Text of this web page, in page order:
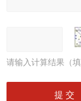
请输入计算结果（